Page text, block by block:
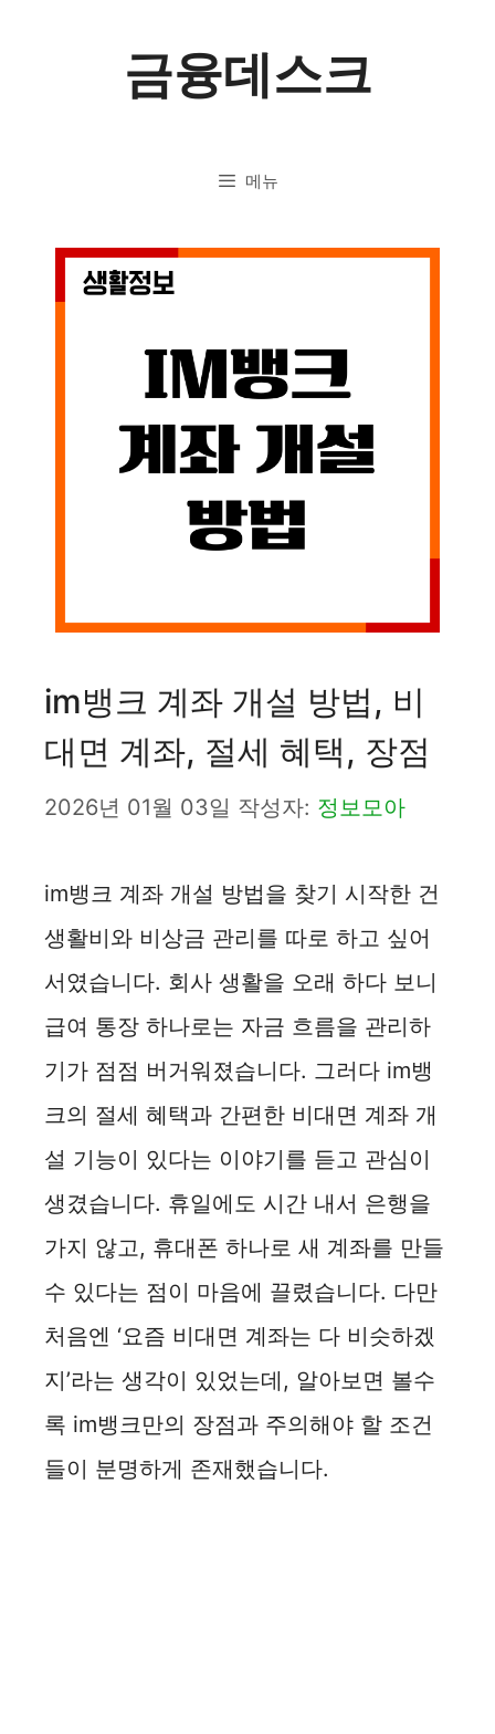
금융데스크
메뉴
im뱅크 계좌 개설 방법, 비
대면 계좌, 절세 혜택, 장점
2026년 01월 03일 작성자: 정보모아
im뱅크 계좌 개설 방법을 찾기 시작한 건
생활비와 비상금 관리를 따로 하고 싶어
서였습니다. 회사 생활을 오래 하다 보니
급여 통장 하나로는 자금 흐름을 관리하
기가 점점 버거워졌습니다. 그러다 im뱅
크의 절세 혜택과 간편한 비대면 계좌 개
설 기능이 있다는 이야기를 듣고 관심이
생겼습니다. 휴일에도 시간 내서 은행을
가지 않고, 휴대폰 하나로 새 계좌를 만들
수 있다는 점이 마음에 끌렸습니다. 다만
처음엔 ‘요즘 비대면 계좌는 다 비슷하겠
지’라는 생각이 있었는데, 알아보면 볼수
록 im뱅크만의 장점과 주의해야 할 조건
들이 분명하게 존재했습니다.